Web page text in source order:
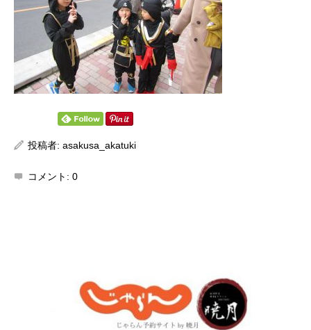
投稿者: asakusa_akatuki
コメント: 0